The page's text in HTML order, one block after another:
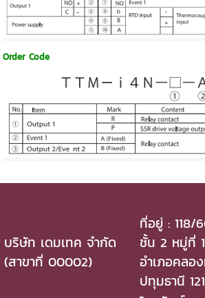
Order Code
บริษัท เดมเทค จำกัด
(สาขาที่ 00002)
ที่อยู่ : 118/
ชั้น 2 หมู่ที่
อำเภอคลอ
ปทุมธานี